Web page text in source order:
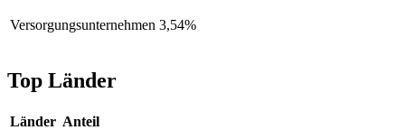
Versorgungsunternehmen 3,54%
Top Länder
Länder Anteil